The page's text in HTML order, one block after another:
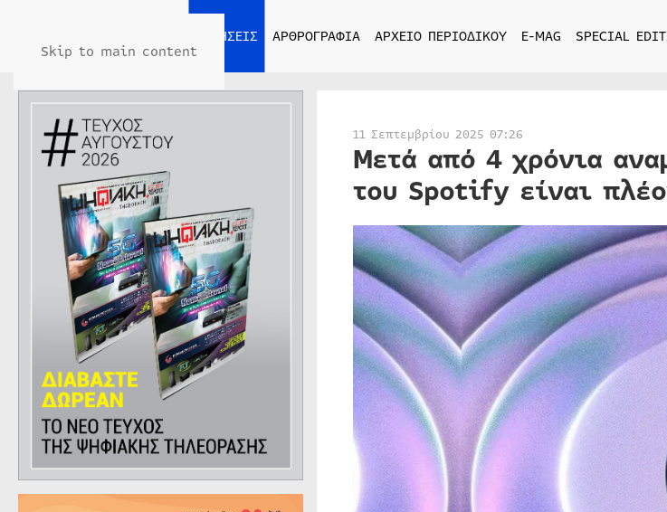
Skip to main content
ΕΙΔΗΣΕΙΣ ΑΡΘΡΟΓΡΑΦΙΑ ΑΡΧΕΙΟ ΠΕΡΙΟΔΙΚΟΥ E-MAG SPECIAL
11 Σεπτεμβρίου 2025 07:26
Μετά από 4 χρόνια
του Spotify είναι